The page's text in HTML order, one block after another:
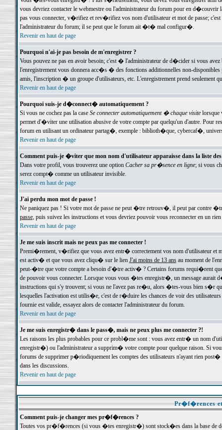
vous devriez contacter le webmestre ou l'administrateur du forum pour en
pas vous connecter, v�rifiez et rev�rifiez vos nom d'utilisateur et mot de passe;
l'administrateur du forum; il se peut que le forum ait �t� mal configur�.
Revenir en haut de page
Pourquoi n'ai-je pas besoin de m'enregistrer ?
Vous pouvez ne pas en avoir besoin; c'est � l'administrateur de d�cider si vous
l'enregistrement vous donnera acc�s � des fonctions additionnelles non-
amis, l'inscription � un groupe d'utilisateurs, etc. L'enregistrement prend seulement
Revenir en haut de page
Pourquoi suis-je d�connect� automatiquement ?
Si vous ne cochez pas la case Se connecter automatiquement � chaque visitelorsque
permet d'�viter une utilisation abusive de votre compte par quelqu'un d'autre. Pour
forum en utilisant un ordinateur partag�, exemple : biblioth�que, cybercaf�,
Revenir en haut de page
Comment puis-je �viter que mon nom d'utilisateur apparaisse dans la liste
Dans votre profil, vous trouverez une option Cacher sa pr�sence en ligne; si vous
serez compt� comme un utilisateur invisible.
Revenir en haut de page
J'ai perdu mon mot de passe !
Ne paniquez pas ! Si votre mot de passe ne peut �tre retrouv�, il peut par contre
passe, puis suivez les instructions et vous devriez pouvoir vous reconnecter en un rien
Revenir en haut de page
Je me suis inscrit mais ne peux pas me connecter !
Premi�rement, v�rifiez que vous avez entr� correctement vos nom d'utilisateur
est activ� et que vous avez cliqu� sur le lien J'ai moins de 13 ansau moment de
peut-�tre que votre compte a besoin d'�tre activ� ? Certains forums requi�rent
de pouvoir vous connecter. Lorsque vous vous �tes enregistr�, un message aurait
instructions qui s'y trouvent; si vous ne l'avez pas re�u, alors �tes-vous bien s�r
lesquelles l'activation est utilis�e, c'est de r�duire les chances de voir des
fournie est valide, essayez alors de contacter l'administrateur du forum.
Revenir en haut de page
Je me suis enregistr� dans le pass�, mais ne peux plus me connecter ?!
Les raisons les plus probables pour ce probl�me sont : vous avez entr� un nom
enregistr�) ou l'administrateur a supprim� votre compte pour quelque raison. Si
forums de supprimer p�riodiquement les comptes des utilisateurs n'ayant rien
dans les discussions.
Revenir en haut de page
Pr�f�rences
Comment puis-je changer mes pr�f�rences ?
Toutes vos pr�f�rences (si vous �tes enregistr�) sont stock�es dans la base de